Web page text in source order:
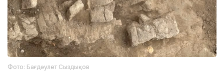
Фото: Бағдәулет Сыздықов